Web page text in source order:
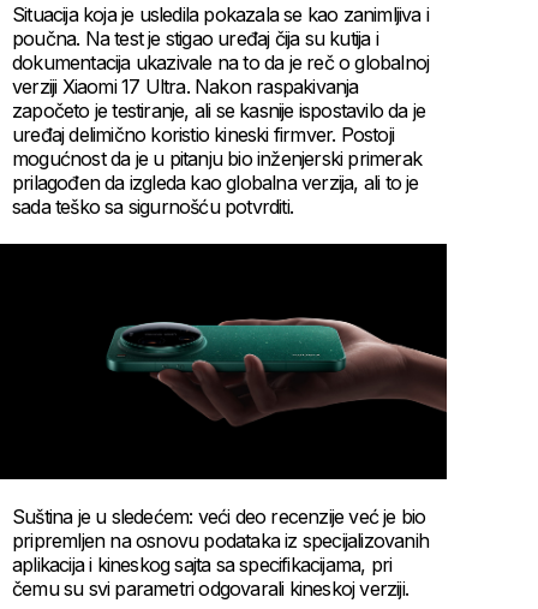
Situacija koja je usledila pokazala se kao zanimljiva i
poučna. Na test je stigao uređaj čija su kutija i
dokumentacija ukazivale na to da je reč o globalnoj
verziji Xiaomi 17 Ultra. Nakon raspakivanja
započeto je testiranje, ali se kasnije ispostavilo da je
uređaj delimično koristio kineski firmver. Postoji
mogućnost da je u pitanju bio inženjerski primerak
prilagođen da izgleda kao globalna verzija, ali to je
sada teško sa sigurnošću potvrditi.
Suština je u sledećem: veći deo recenzije već je bio
pripremljen na osnovu podataka iz specijalizovanih
aplikacija i kineskog sajta sa specifikacijama, pri
čemu su svi parametri odgovarali kineskoj verziji.